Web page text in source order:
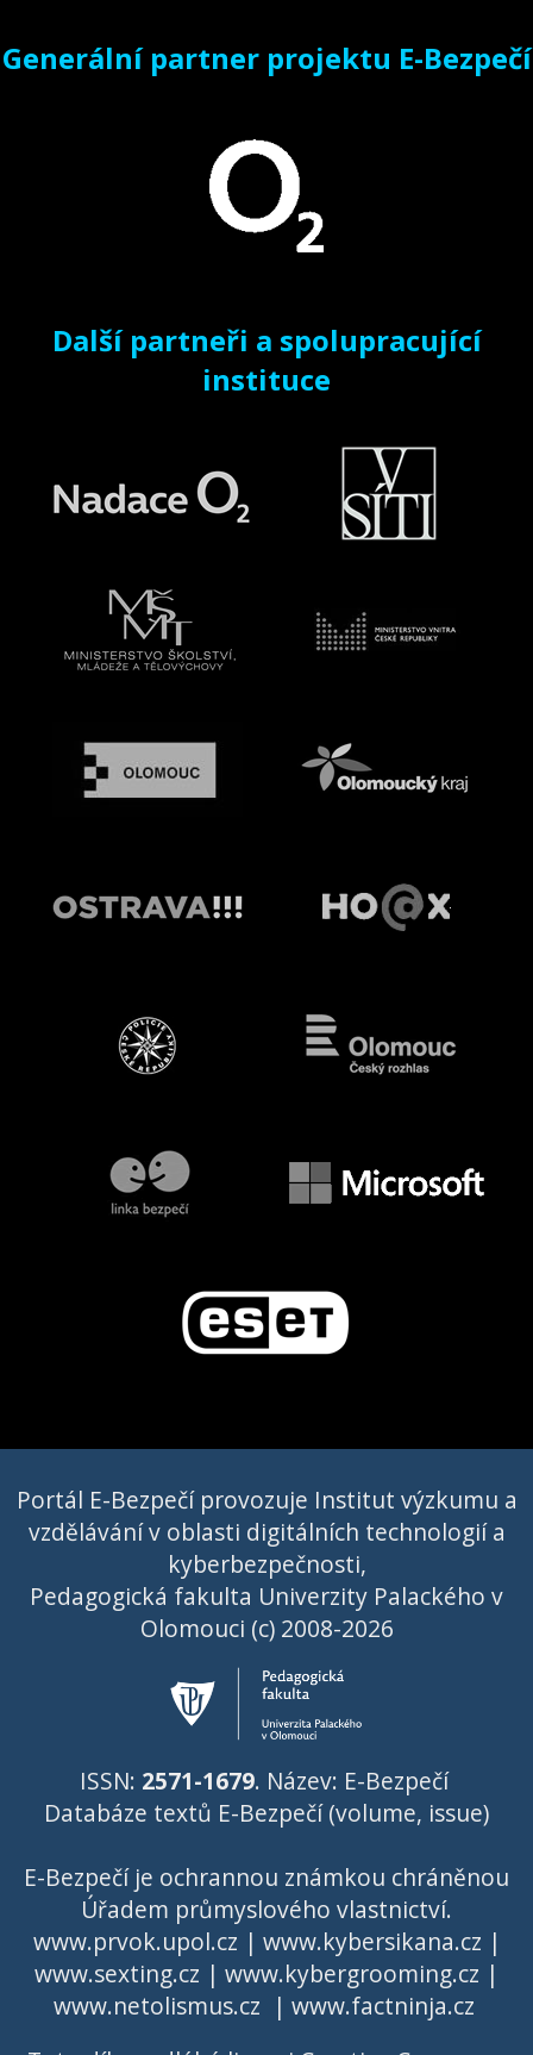
Generální partner projektu E-Bezpečí
Další partneři a spolupracující
instituce
Portál E-Bezpečí provozuje Institut výzkumu a
vzdělávání v oblasti digitálních technologií a
kyberbezpečnosti,
Pedagogická fakulta Univerzity Palackého v
Olomouci (c) 2008-2026
ISSN: 2571-1679. Název: E-Bezpečí
Databáze textů E-Bezpečí (volume, issue)
E-Bezpečí je ochrannou známkou chráněnou
Úřadem průmyslového vlastnictví.
www.prvok.upol.cz | www.kybersikana.cz |
www.sexting.cz | www.kybergrooming.cz |
www.netolismus.cz | www.factninja.cz